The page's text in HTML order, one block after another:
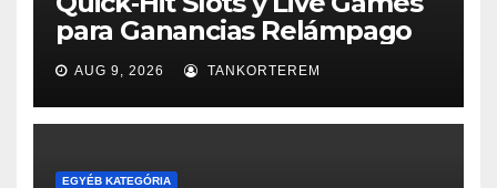
para Ganancias Relámpago
AUG 9, 2026 TANKORTEREM
EGYÉB KATEGÓRIA